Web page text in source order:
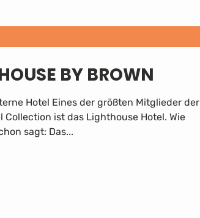
BY BROWN
Hotel Eines der größten Mitglieder der
Collection ist das Lighthouse Hotel. Wie
sagt: Das...